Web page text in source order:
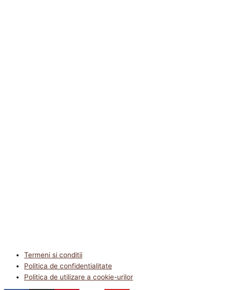
Termeni si conditii
Politica de confidentialitate
Politica de utilizare a cookie-urilor